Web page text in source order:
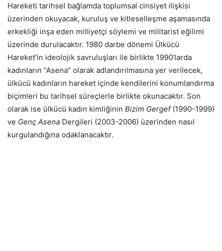
Hareketi tarihsel bağlamda toplumsal cinsiyet ilişkisi
üzerinden okuyacak, kuruluş ve kitleselleşme aşamasında
erkekliği inşa eden milliyetçi söylemi ve militarist eğilimi
üzerinde durulacaktır. 1980 darbe dönemi Ülkücü
Hareket’in ideolojik savruluşları ile birlikte 1990’larda
kadınların “Asena” olarak adlandırılmasına yer verilecek,
ülkücü kadınların hareket içinde kendilerini konumlandırma
biçimleri bu tarihsel süreçlerle birlikte okunacaktır. Son
olarak ise ülkücü kadın kimliğinin Bizim Gergef(1990-1999)
ve Genç Asena Dergileri (2003-2006) üzerinden nasıl
kurgulandığına odaklanacaktır.